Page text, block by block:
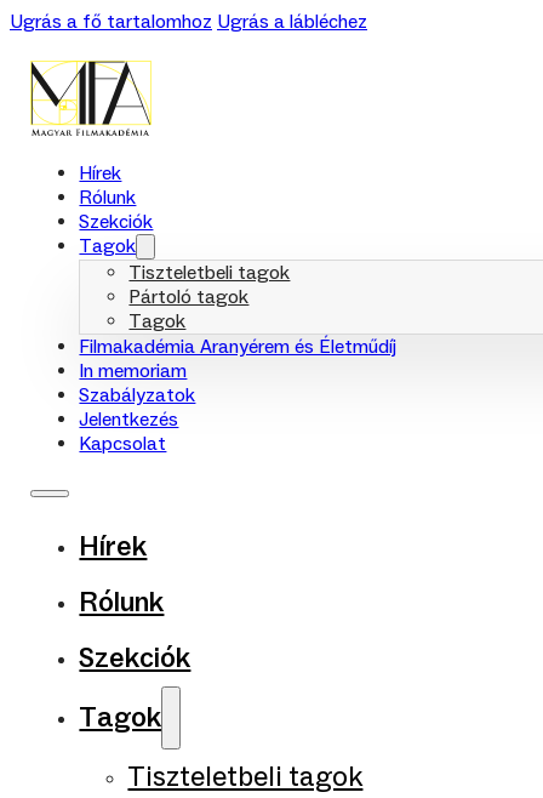
Ugrás a fő tartalomhoz Ugrás a lábléchez
Hírek
Rólunk
Szekciók
Tagok
Tiszteletbeli tagok
Pártoló tagok
Tagok
Filmakadémia Aranyérem és Életműdíj
In memoriam
Szabályzatok
Jelentkezés
Kapcsolat
Hírek
Rólunk
Szekciók
Tagok
Tiszteletbeli tagok